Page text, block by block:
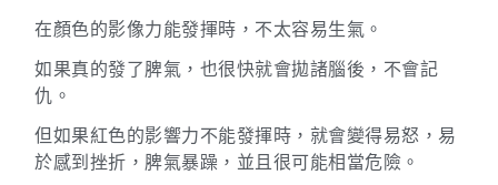
在顏色的影像力能發揮時，不太容易生氣。
如果真的發了脾氣，也很快就會拋諸腦後，不會記
仇。
但如果紅色的影響力不能發揮時，就會變得易怒，易
於感到挫折，脾氣暴躁，並且很可能相當危險。